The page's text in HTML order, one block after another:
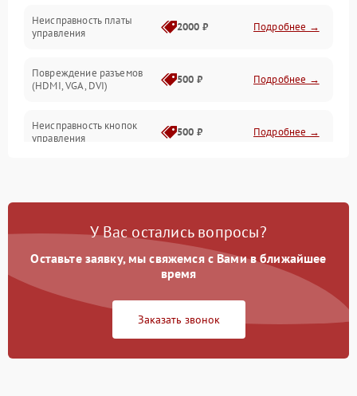
Неисправность платы
управления
2000 ₽ Подробнее →
Повреждение разъемов
(HDMI, VGA, DVI)
500 ₽ Подробнее →
Неисправность кнопок
управления
500 ₽ Подробнее →
питания
Подробнее →
защиты от перегрузок
1000 ₽ Подробнее →
1000 ₽
У Вас остались вопросы?
Оставьте заявку, мы свяжемся с Вами в ближайшее
время
Заказать звонок